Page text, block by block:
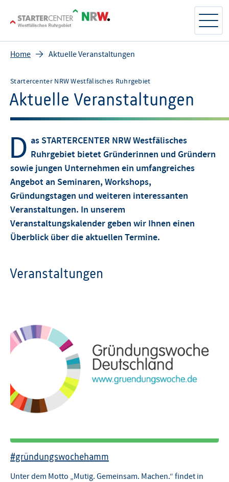
Home Aktuelle Veranstaltungen
Startercenter NRW Westfälisches Ruhrgebiet
Aktuelle Veranstaltungen
D as STARTERCENTER NRW Westfälisches
Ruhrgebiet bietet Gründerinnen und Gründern
sowie jungen Unternehmen ein umfangreiches
Angebot an Seminaren, Workshops,
Gründungstagen und weiteren interessanten
Veranstaltungen. In unserem
Veranstaltungskalender geben wir Ihnen einen
Überblick über die aktuellen Termine.
Veranstaltungen
#gründungswochehamm
Unter dem Motto „Mutig. Gemeinsam. Machen.“ findet in